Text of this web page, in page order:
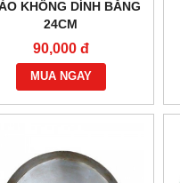
KHÔNG DÍNH BẰNG
24CM
90,000 đ
MUA NGAY